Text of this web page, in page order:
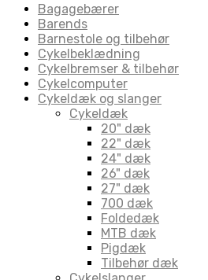
Bagagebærer
Barends
Barnestole og tilbehør
Cykelbeklædning
Cykelbremser & tilbehør
Cykelcomputer
Cykeldæk og slanger
Cykeldæk
20" dæk
22" dæk
24" dæk
26" dæk
27" dæk
700 dæk
Foldedæk
MTB dæk
Pigdæk
Tilbehør dæk